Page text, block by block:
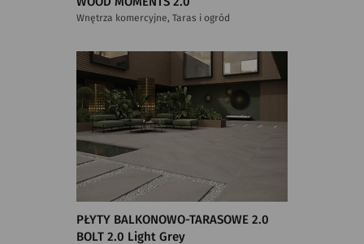
Wnętrza komercyjne, Taras i ogród
PŁYTY BALKONOWO-TARASOWE 2.0
BOLT 2.0 Light Grey